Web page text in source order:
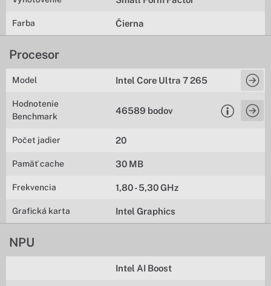
Farba Čierna
Procesor
Model Intel Core Ultra 7 265
Hodnotenie
Benchmark
46589 bodov
Počet jadier 20
Pamäť cache 30 MB
Frekvencia 1,80 - 5,30 GHz
Grafická karta Intel Graphics
NPU
Intel AI Boost